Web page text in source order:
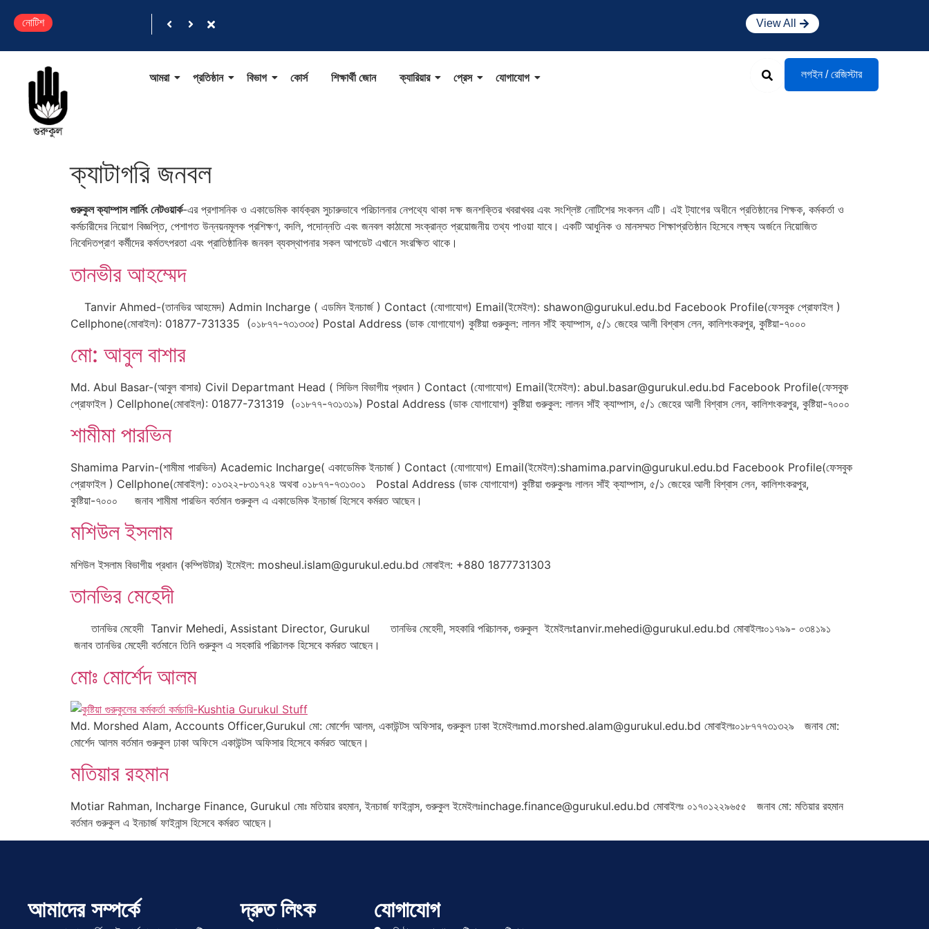
নোটিশ View All
আমরা প্রতিষ্ঠান বিভাগ কোর্স শিক্ষার্থী জোন ক্যারিয়ার প্রেস যোগাযোগ
Search
লগইন / রেজিস্টার
ক্যাটাগরি জনবল
গুরুকুল ক্যাম্পাস লার্নিং নেটওয়ার্ক-এর প্রশাসনিক ও একাডেমিক কার্যক্রম সুচারুভাবে পরিচালনার নেপথ্যে থাকা দক্ষ জনশক্তির খবরাখবর এবং সংশ্লিষ্ট নোটিশের সংকলন এটি। এই ট্যাগের অধীনে প্রতিষ্ঠানের শিক্ষক, কর্মকর্তা ও
কর্মচারীদের নিয়োগ বিজ্ঞপ্তি, পেশাগত উন্নয়নমূলক প্রশিক্ষণ, বদলি, পদোন্নতি এবং জনবল কাঠামো সংক্রান্ত প্রয়োজনীয় তথ্য পাওয়া যাবে। একটি আধুনিক ও মানসম্মত শিক্ষাপ্রতিষ্ঠান হিসেবে লক্ষ্য অর্জনে নিয়োজিত
নিবেদিতপ্রাণ কর্মীদের কর্মতৎপরতা এবং প্রাতিষ্ঠানিক জনবল ব্যবস্থাপনার সকল আপডেট এখানে সংরক্ষিত থাকে।
তানভীর আহম্মেদ
Tanvir Ahmed-(তানভির আহমেদ) Admin Incharge ( এডমিন ইনচার্জ ) Contact (যোগাযোগ) Email(ইমেইল): shawon@gurukul.edu.bd Facebook Profile(ফেসবুক প্রোফাইল )
Cellphone(মোবাইল): 01877-731335 (০১৮৭৭-৭৩১৩৩৫) Postal Address (ডাক যোগাযোগ) কুষ্টিয়া গুরুকুল: লালন সাঁই ক্যাম্পাস, ৫/১ জেহের আলী বিশ্বাস লেন, কালিশংকরপুর, কুষ্টিয়া-৭০০০
মো: আবুল বাশার
Md. Abul Basar-(আবুল বাসার) Civil Departmant Head ( সিভিল বিভাগীয় প্রধান ) Contact (যোগাযোগ) Email(ইমেইল): abul.basar@gurukul.edu.bd Facebook Profile(ফেসবুক
প্রোফাইল ) Cellphone(মোবাইল): 01877-731319 (০১৮৭৭-৭৩১৩১৯) Postal Address (ডাক যোগাযোগ) কুষ্টিয়া গুরুকুল: লালন সাঁই ক্যাম্পাস, ৫/১ জেহের আলী বিশ্বাস লেন, কালিশংকরপুর, কুষ্টিয়া-৭০০০
শামীমা পারভিন
Shamima Parvin-(শামীমা পারভিন) Academic Incharge( একাডেমিক ইনচার্জ ) Contact (যোগাযোগ) Email(ইমেইল):shamima.parvin@gurukul.edu.bd Facebook Profile(ফেসবুক
প্রোফাইল ) Cellphone(মোবাইল): ০১৩২২-৮৩১৭২৪ অথবা ০১৮৭৭-৭৩১৩০১ Postal Address (ডাক যোগাযোগ) কুষ্টিয়া গুরুকুলঃ লালন সাঁই ক্যাম্পাস, ৫/১ জেহের আলী বিশ্বাস লেন, কালিশংকরপুর,
কুষ্টিয়া-৭০০০ জনাব শামীমা পারভিন বর্তমান গুরুকুল এ একাডেমিক ইনচার্জ হিসেবে কর্মরত আছেন।
মশিউল ইসলাম
মশিউল ইসলাম বিভাগীয় প্রধান (কম্পিউটার) ইমেইল: mosheul.islam@gurukul.edu.bd মোবাইল: +880 1877731303
তানভির মেহেদী
তানভির মেহেদী Tanvir Mehedi, Assistant Director, Gurukul তানভির মেহেদী, সহকারি পরিচালক, গুরুকুল ইমেইলঃtanvir.mehedi@gurukul.edu.bd মোবাইলঃ০১৭৯৯- ০৩৪১৯১
জনাব তানভির মেহেদী বর্তমানে তিনি গুরুকুল এ সহকারি পরিচালক হিসেবে কর্মরত আছেন।
মোঃ মোর্শেদ আলম
Md. Morshed Alam, Accounts Officer,Gurukul মো: মোর্শেদ আলম, একাউন্টস অফিসার, গুরুকুল ঢাকা ইমেইলঃmd.morshed.alam@gurukul.edu.bd মোবাইলঃ০১৮৭৭৭৩১৩২৯ জনাব মো:
মোর্শেদ আলম বর্তমান গুরুকুল ঢাকা অফিসে একাউন্টস অফিসার হিসেবে কর্মরত আছেন।
মতিয়ার রহমান
Motiar Rahman, Incharge Finance, Gurukul মোঃ মতিয়ার রহমান, ইনচার্জ ফাইনান্স, গুরুকুল ইমেইলঃinchage.finance@gurukul.edu.bd মোবাইলঃ ০১৭০১২২৯৬৫৫ জনাব মো: মতিয়ার রহমান
বর্তমান গুরুকুল এ ইনচার্জ ফাইনান্স হিসেবে কর্মরত আছেন।
আমাদের সম্পর্কে দ্রুত লিংক যোগাযোগ